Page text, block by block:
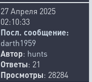
27 Апреля 2025
02:10:33
Посл. сообщение:
darth1959
Автор: hunts
Ответы: 21
Просмотры: 28284